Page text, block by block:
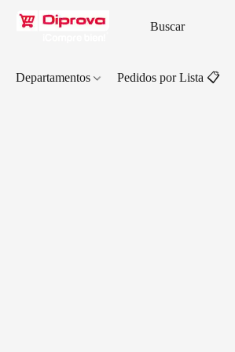
Departamentos Pedidos por Lista 📋